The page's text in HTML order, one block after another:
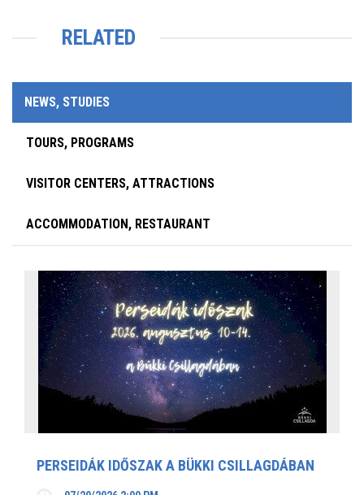
RELATED
NEWS, STUDIES
TOURS, PROGRAMS
VISITOR CENTERS, ATTRACTIONS
ACCOMMODATION, RESTAURANT
PERSEIDÁK IDŐSZAK A BÜKKI CSILLAGDÁBAN